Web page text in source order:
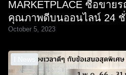
MARKETPLACE ซื้อขาย
คุณภาพดีบนออนไลน์ 24 ชั่
October 5, 2023
I News